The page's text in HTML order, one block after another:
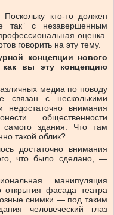
кто-то должен
так” с незавершенным
оценка.
говорить на эту тему.
концепции нового
как вы эту концепцию
медиа по поводу
связан с несколькими
внимания
общественности
здания. Что там
такой облик?
достаточно внимания
что было сделано, —
манипуляция
фасада театра
снимки — под таким
человеческий глаз